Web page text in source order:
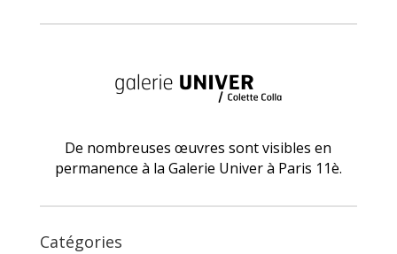
De nombreuses œuvres sont visibles en
permanence à la Galerie Univer à Paris 11è.
Catégories